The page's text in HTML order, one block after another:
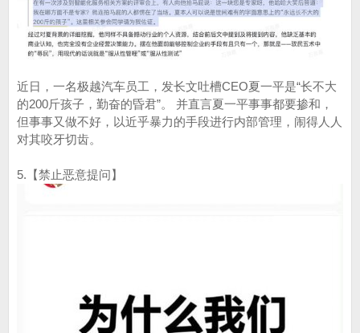
近日，一名极越汽车员工，发长文吐槽CEO夏一平是“长不大
的200斤孩子，勤奋的昏君”。 并直言夏一平事事都要掺和，
但事事又做不好，以近乎暴力的手段进行内部管理，闹得人人
对其咬牙切齿。
5.【禁止恶意提问】